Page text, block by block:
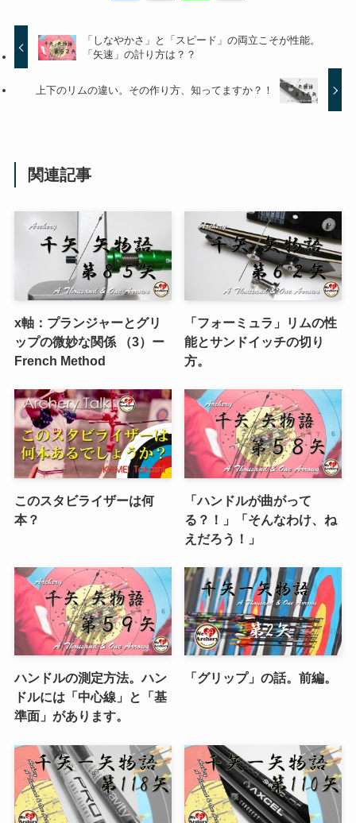
「しなやかさ」と「スピード」の両立こそが性能。
「矢速」の計り方は？？
上下のリムの違い。その作り方、知ってますか？！
関連記事
x軸：プランジャーとグリ
ップの微妙な関係 （3）ー
French Method
「フォーミュラ」リムの性
能とサンドイッチの切り
方。
このスタビライザーは何
本？
「ハンドルが曲がって
る？！」「そんなわけ、ね
えだろう！」
ハンドルの測定方法。ハン
ドルには「中心線」と「基
準面」があります。
「グリップ」の話。前編。